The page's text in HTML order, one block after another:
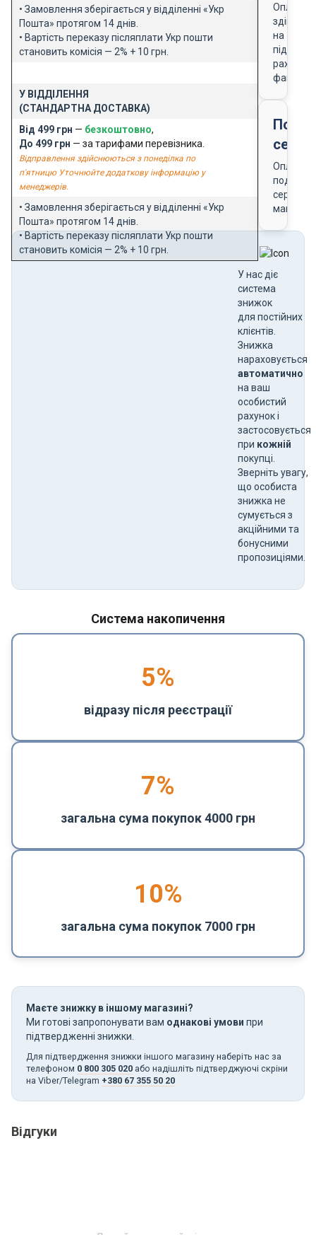
• Замовлення зберігається у відділенні «Укр
Пошта» протягом 14 днів.
• Вартість переказу післяплати Укр пошти
становить комісія — 2% + 10 грн.
У ВІДДІЛЕННЯ
(СТАНДАРТНА ДОСТАВКА)
Від 499 грн — безкоштовно,
До 499 грн — за тарифами перевізника.
Відправлення здійснюються з понеділка по
п'ятницю Уточнюйте додаткову інформацію у
менеджерів.
• Замовлення зберігається у відділенні «Укр
Пошта» протягом 14 днів.
• Вартість переказу післяплати Укр пошти
становить комісія — 2% + 10 грн.
Оплата
на
підставі
рахунку-
фактури
Оплата
магазину
У нас діє
система
знижок
для постійних
клієнтів.
Знижка
нараховується
автоматично
на ваш
особистий
рахунок і
застосовується
при кожній
покупці.
Зверніть увагу,
що особиста
знижка не
сумується з
акційними та
бонусними
пропозиціями.
Система накопичення
5%
відразу після реєстрації
7%
загальна сума покупок 4000 грн
10%
загальна сума покупок 7000 грн
Маєте знижку в іншому магазині?
Ми готові запропонувати вам однакові умови при
підтвердженні знижки.
Для підтвердження знижки іншого магазину наберіть нас за
телефоном 0 800 305 020 або надішліть підтверджуючі скріни
на Viber/Telegram +380 67 355 50 20
Відгуки